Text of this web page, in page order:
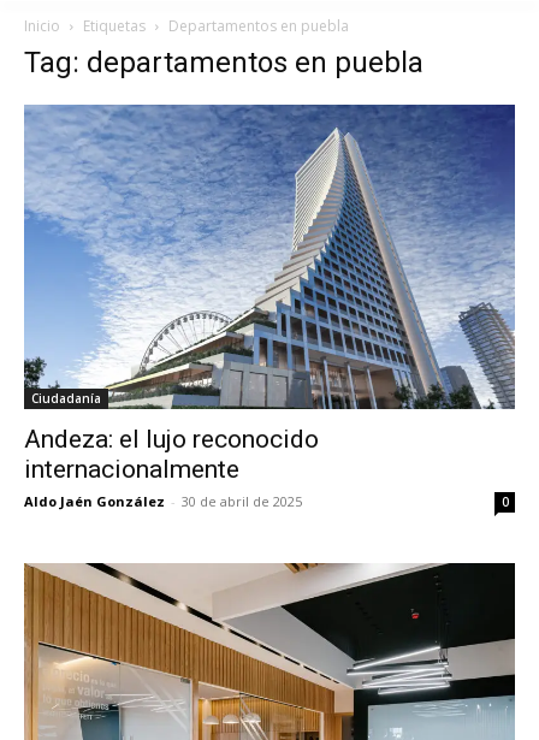
Inicio Etiquetas Departamentos en puebla
Tag: departamentos en puebla
Ciudadanía
Andeza: el lujo reconocido
internacionalmente
Aldo Jaén González - 30 de abril de 2025 0